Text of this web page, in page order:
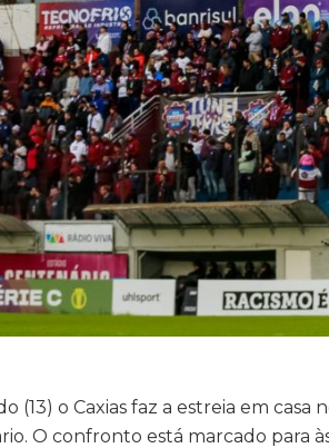
(13) o Caxias faz a estreia em
O confronto está marcado para